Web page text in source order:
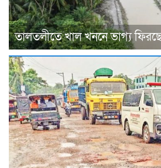
তালতলীতে খাল খননে ভাগ্য